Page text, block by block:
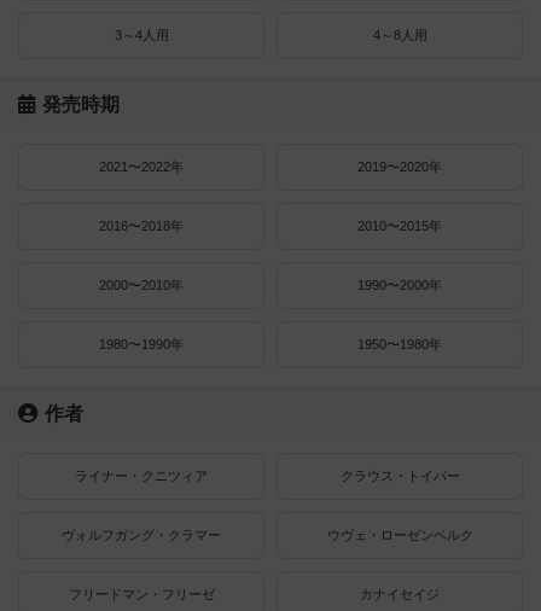
3～4人用 4～8人用
発売時期
2021〜2022年 2019〜2020年
2016〜2018年 2010〜2015年
2000〜2010年 1990〜2000年
1980〜1990年 1950〜1980年
作者
ライナー・クニツィア クラウス・トイバー
ヴォルフガング・クラマー ウヴェ・ローゼンベルク
フリードマン・フリーゼ カナイセイジ